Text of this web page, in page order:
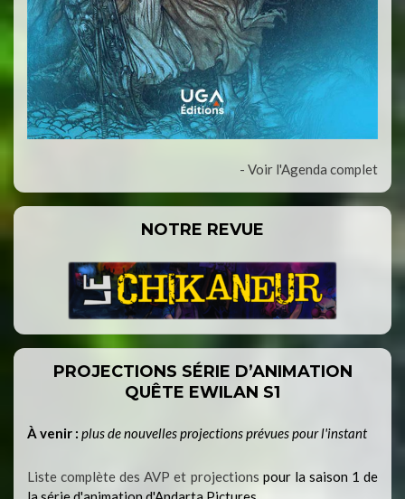
- Voir l'Agenda complet
NOTRE REVUE
PROJECTIONS SÉRIE D’ANIMATION
QUÊTE EWILAN S1
À venir : plus de nouvelles projections prévues pour l'instant
Liste complète des AVP et projections pour la saison 1 de